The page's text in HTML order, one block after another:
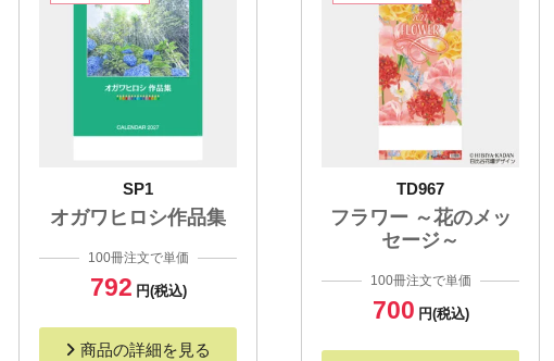
SP1
オガワヒロシ作品集
100冊注文で単価
792 円(税込)
商品の詳細を見る
TD967
フラワー ～花のメッ
セージ～
100冊注文で単価
700 円(税込)